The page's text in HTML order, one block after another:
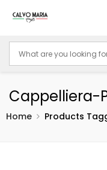
Cappelliera-
Home Products